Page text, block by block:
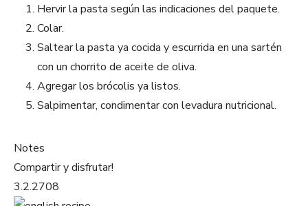
Hervir la pasta según las indicaciones del paquete.
Colar.
Saltear la pasta ya cocida y escurrida en una sartén
con un chorrito de aceite de oliva.
Agregar los brócolis ya listos.
Salpimentar, condimentar con levadura nutricional.
Notes
Compartir y disfrutar!
3.2.2708